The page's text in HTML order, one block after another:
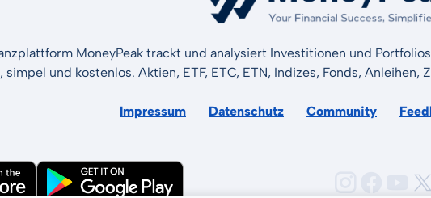
MoneyPeak trackt und analysiert Investitionen und
simpel und kostenlos. Aktien, ETF, ETC, ETN, Indizes, Fonds,
Impressum Datenschutz Community